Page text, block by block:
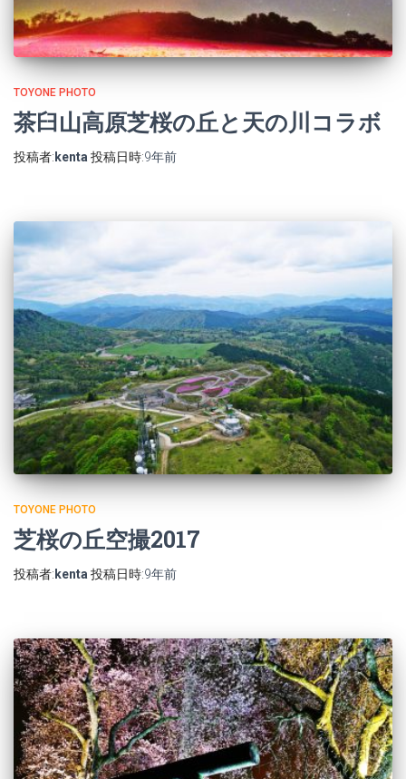
TOYONE PHOTO
茶臼山高原芝桜の丘と天の川コラボ
投稿者: kenta 投稿日時:9年前
TOYONE PHOTO
芝桜の丘空撮2017
投稿者: kenta 投稿日時:9年前